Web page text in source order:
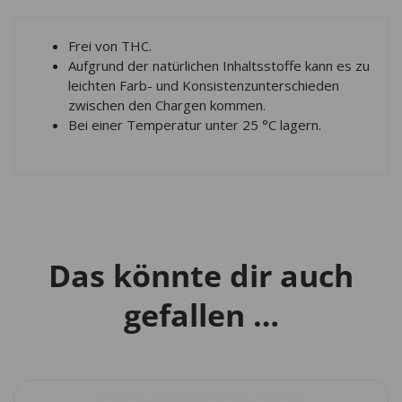
Frei von THC.
Aufgrund der natürlichen Inhaltsstoffe kann es zu
leichten Farb- und Konsistenzunterschieden
zwischen den Chargen kommen.
Bei einer Temperatur unter 25 °C lagern.
Das könnte dir auch
gefallen …